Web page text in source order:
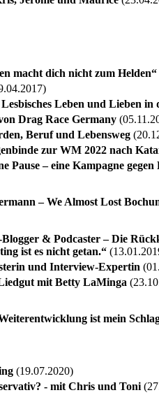
macht dich nicht zum Helden“
Leben und Lieben in
Drag Race Germany
Beruf und Lebensweg
zur WM 2022 nach
Pause – eine Kampagne
– We Almost Lost
& Podcaster – Die
ist es nicht getan.“
und Interview-Expertin
mit Betty LaMinga
ist mein
(19.07.2020)
- mit Chris und Toni